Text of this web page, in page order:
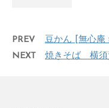
PREV
豆かん [無心庵
NEXT
焼きそば 横須